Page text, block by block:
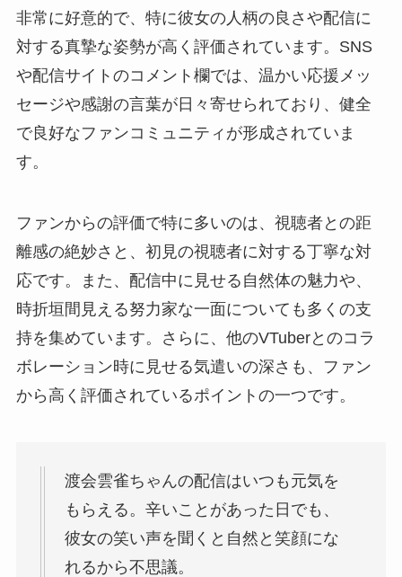
非常に好意的で、特に彼女の人柄の良さや配信に
対する真摯な姿勢が高く評価されています。SNS
や配信サイトのコメント欄では、温かい応援メッ
セージや感謝の言葉が日々寄せられており、健全
で良好なファンコミュニティが形成されていま
す。
ファンからの評価で特に多いのは、視聴者との距
離感の絶妙さと、初見の視聴者に対する丁寧な対
応です。また、配信中に見せる自然体の魅力や、
時折垣間見える努力家な一面についても多くの支
持を集めています。さらに、他のVTuberとのコラ
ボレーション時に見せる気遣いの深さも、ファン
から高く評価されているポイントの一つです。
渡会雲雀ちゃんの配信はいつも元気を
もらえる。辛いことがあった日でも、
彼女の笑い声を聞くと自然と笑顔にな
れるから不思議。